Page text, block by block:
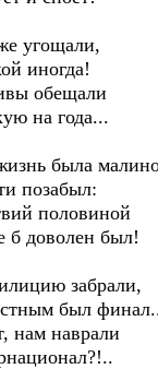
года...
была
половиной
был!
забрали,
был
наврали